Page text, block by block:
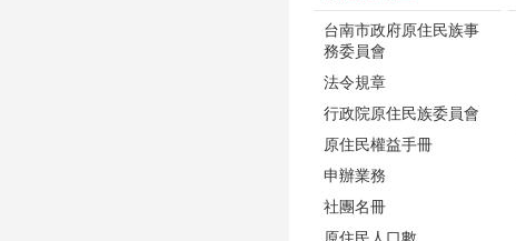
台南市政府原住民族事
務委員會
法令規章
行政院原住民族委員會
原住民權益手冊
申辦業務
社團名冊